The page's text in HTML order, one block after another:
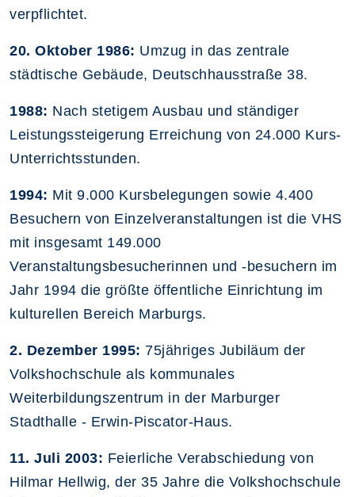
verpflichtet.
20. Oktober 1986: Umzug in das zentrale
städtische Gebäude, Deutschhausstraße 38.
1988: Nach stetigem Ausbau und ständiger
Leistungssteigerung Erreichung von 24.000 Kurs-
Unterrichtsstunden.
1994: Mit 9.000 Kursbelegungen sowie 4.400
Besuchern von Einzelveranstaltun­gen ist die VHS
mit insgesamt 149.000
Veranstaltungsbesucherinnen und -besuchern im
Jahr 1994 die größte öffentliche Einrichtung im
kulturellen Bereich Marburgs.
2. Dezember 1995: 75jähriges Jubiläum der
Volkshochschule als kommunales
Weiterbildungszentrum in der Marburger
Stadthalle - Erwin-Piscator-Haus.
11. Juli 2003: Feierliche Verabschiedung von
Hilmar Hellwig, der 35 Jahre die Volkshochschule